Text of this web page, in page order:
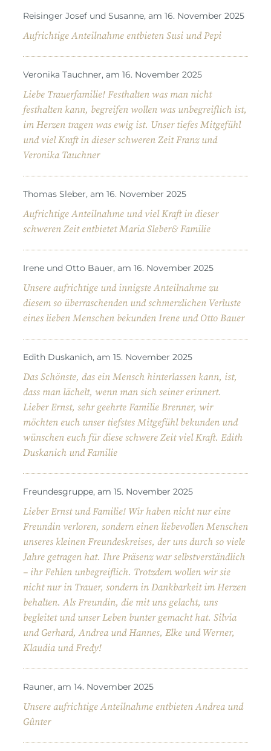
Reisinger Josef und Susanne, am 16. November 2025
Aufrichtige Anteilnahme entbieten Susi und Pepi
Veronika Tauchner, am 16. November 2025
Liebe Trauerfamilie! Festhalten was man nicht
festhalten kann, begreifen wollen was unbegreiflich ist,
im Herzen tragen was ewig ist. Unser tiefes Mitgefühl
und viel Kraft in dieser schweren Zeit Franz und
Veronika Tauchner
Thomas Sleber, am 16. November 2025
Aufrichtige Anteilnahme und viel Kraft in dieser
schweren Zeit entbietet Maria Sleber& Familie
Irene und Otto Bauer, am 16. November 2025
Unsere aufrichtige und innigste Anteilnahme zu
diesem so überraschenden und schmerzlichen Verluste
eines lieben Menschen bekunden Irene und Otto Bauer
Edith Duskanich, am 15. November 2025
Das Schönste, das ein Mensch hinterlassen kann, ist,
dass man lächelt, wenn man sich seiner erinnert.
Lieber Ernst, sehr geehrte Familie Brenner, wir
möchten euch unser tiefstes Mitgefühl bekunden und
wünschen euch für diese schwere Zeit viel Kraft. Edith
Duskanich und Familie
Freundesgruppe, am 15. November 2025
Lieber Ernst und Familie! Wir haben nicht nur eine
Freundin verloren, sondern einen liebevollen Menschen
unseres kleinen Freundeskreises, der uns durch so viele
Jahre getragen hat. Ihre Präsenz war selbstverständlich
– ihr Fehlen unbegreiflich. Trotzdem wollen wir sie
nicht nur in Trauer, sondern in Dankbarkeit im Herzen
behalten. Als Freundin, die mit uns gelacht, uns
begleitet und unser Leben bunter gemacht hat. Silvia
und Gerhard, Andrea und Hannes, Elke und Werner,
Klaudia und Fredy!
Rauner, am 14. November 2025
Unsere aufrichtige Anteilnahme entbieten Andrea und
Gûnter